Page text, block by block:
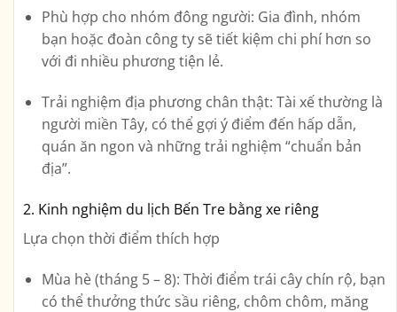
Phù hợp cho nhóm đông người: Gia đình, nhóm
bạn hoặc đoàn công ty sẽ tiết kiệm chi phí hơn so
với đi nhiều phương tiện lẻ.
Trải nghiệm địa phương chân thật: Tài xế thường là
người miền Tây, có thể gợi ý điểm đến hấp dẫn,
quán ăn ngon và những trải nghiệm “chuẩn bản
địa”.
2. Kinh nghiệm du lịch Bến Tre bằng xe riêng
Lựa chọn thời điểm thích hợp
Mùa hè (tháng 5 – 8): Thời điểm trái cây chín rộ, bạn
có thể thưởng thức sầu riêng, chôm chôm, măng